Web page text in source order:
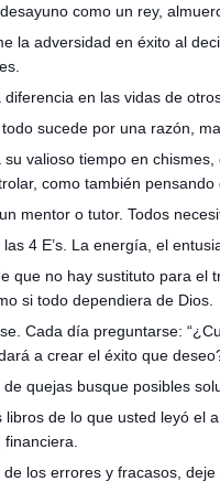
como un rey,
la adversidad en éxito al
en las vidas de
sucede por una razón,
su valioso tiempo en
como también
mentor o tutor. Todos
las 4 E’s. La energía, el
que no hay sustituto para el
si todo dependiera de Dios.
Cada día preguntarse:
a crear el éxito que
quejas busque posibles
libros de lo que usted leyó el
de los errores y fracasos,